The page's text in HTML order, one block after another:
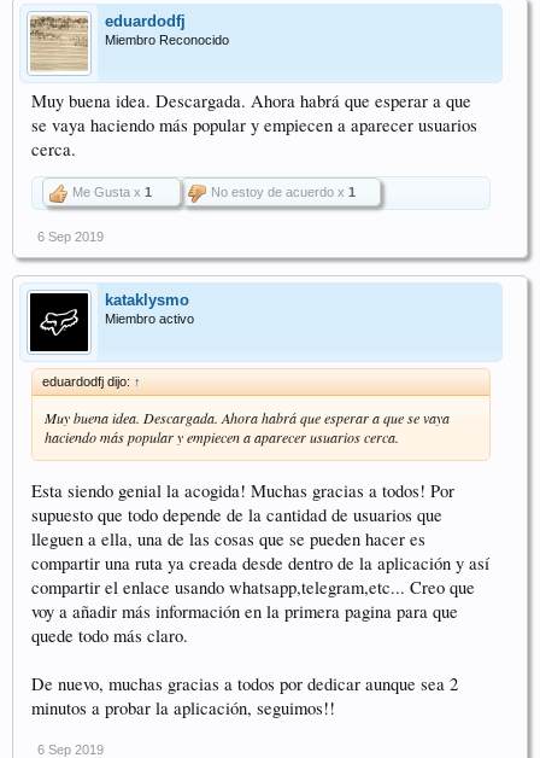
eduardodfj
Miembro Reconocido
Muy buena idea. Descargada. Ahora habrá que esperar a que
se vaya haciendo más popular y empiecen a aparecer usuarios
cerca.
Me Gusta x 1 No estoy de acuerdo x 1
6 Sep 2019
kataklysmo
Miembro activo
eduardodfj dijo: ↑
Muy buena idea. Descargada. Ahora habrá que esperar a que se vaya
haciendo más popular y empiecen a aparecer usuarios cerca.
Esta siendo genial la acogida! Muchas gracias a todos! Por
supuesto que todo depende de la cantidad de usuarios que
lleguen a ella, una de las cosas que se pueden hacer es
compartir una ruta ya creada desde dentro de la aplicación y así
compartir el enlace usando whatsapp,telegram,etc... Creo que
voy a añadir más información en la primera pagina para que
quede todo más claro.
De nuevo, muchas gracias a todos por dedicar aunque sea 2
minutos a probar la aplicación, seguimos!!
6 Sep 2019